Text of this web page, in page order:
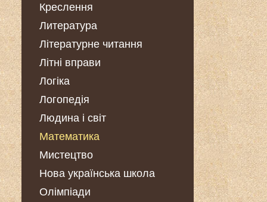
Креслення
Литература
Літературне читання
Літні вправи
Логіка
Логопедія
Людина і світ
Математика
Мистецтво
Нова українська школа
Олімпіади